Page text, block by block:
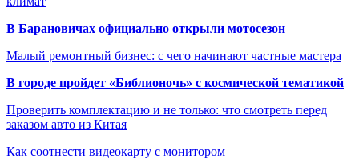
В Барановичах официально открыли мотосезон
Малый ремонтный бизнес: с чего начинают частные мастера
В городе пройдет «Библионочь» с космической тематикой
Проверить комплектацию и не только: что смотреть перед
заказом авто из Китая
Как соотнести видеокарту с монитором